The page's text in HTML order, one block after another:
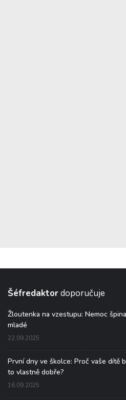
Šéfredaktordoporučuje
Žloutenka na vzestupu: Nemoc
mladé
22.09.2025
První dny ve školce: Proč vaše dítě
to vlastně dobře?
16.09.2025